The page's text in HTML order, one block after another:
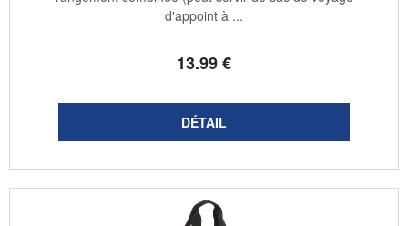
13.99€
d'appoint à ...